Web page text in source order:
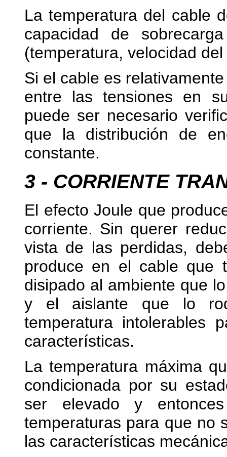
La temperatura del cable
capacidad de
(temperatura, velocidad
Si el cable es
entre las tensiones en
puede ser necesario
que la distribución de
constante.
3 - CORRIENTE
El efecto Joule que
corriente. Sin querer
vista de las perdidas,
produce en el cable que
disipado al ambiente que
y el aislante que lo
temperatura intolerables
características.
La temperatura máxima
condicionada por su
ser elevado y
temperaturas para que no
las características